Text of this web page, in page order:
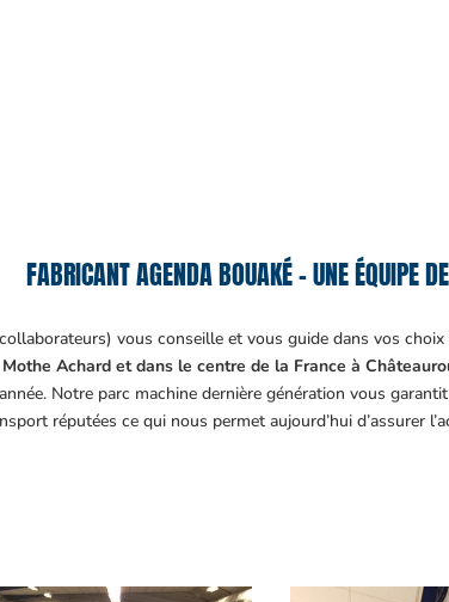
FABRICANT AGENDA BOUAKÉ – UNE ÉQUIPE
vous conseille et vous guide dans vos
Achard et dans le centre de la France à
Notre parc machine dernière génération vous
réputées ce qui nous permet aujourd’hui d’assurer